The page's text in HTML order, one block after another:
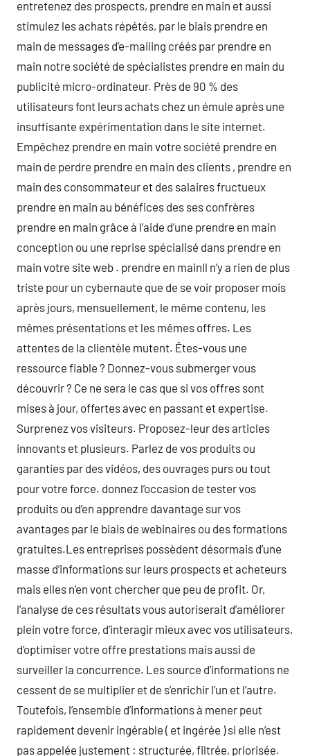
entretenez des prospects, prendre en main et aussi
stimulez les achats répétés, par le biais prendre en
main de messages d’e-mailing créés par prendre en
main notre société de spécialistes prendre en main du
publicité micro-ordinateur. Près de 90 % des
utilisateurs font leurs achats chez un émule après une
insuffisante expérimentation dans le site internet.
Empêchez prendre en main votre société prendre en
main de perdre prendre en main des clients , prendre en
main des consommateur et des salaires fructueux
prendre en main au bénéfices des ses confrères
prendre en main grâce à l’aide d’une prendre en main
conception ou une reprise spécialisé dans prendre en
main votre site web . prendre en mainIl n’y a rien de plus
triste pour un cybernaute que de se voir proposer mois
après jours, mensuellement, le même contenu, les
mêmes présentations et les mêmes offres. Les
attentes de la clientèle mutent. Êtes-vous une
ressource fiable ? Donnez-vous submerger vous
découvrir ? Ce ne sera le cas que si vos offres sont
mises à jour, offertes avec en passant et expertise.
Surprenez vos visiteurs. Proposez-leur des articles
innovants et plusieurs. Parlez de vos produits ou
garanties par des vidéos, des ouvrages purs ou tout
pour votre force. donnez l’occasion de tester vos
produits ou d’en apprendre davantage sur vos
avantages par le biais de webinaires ou des formations
gratuites.Les entreprises possèdent désormais d’une
masse d’informations sur leurs prospects et acheteurs
mais elles n’en vont chercher que peu de profit. Or,
l’analyse de ces résultats vous autoriserait d’améliorer
plein votre force, d’interagir mieux avec vos utilisateurs,
d’optimiser votre offre prestations mais aussi de
surveiller la concurrence. Les source d’informations ne
cessent de se multiplier et de s’enrichir l’un et l’autre.
Toutefois, l’ensemble d’informations à mener peut
rapidement devenir ingérable ( et ingérée ) si elle n’est
pas appelée justement : structurée, filtrée, priorisée.